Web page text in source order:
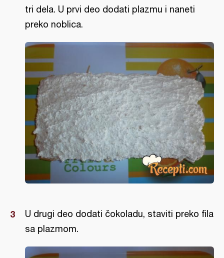
tri dela. U prvi deo dodati plazmu i naneti
preko noblica.
U drugi deo dodati čokoladu, staviti preko fila
sa plazmom.